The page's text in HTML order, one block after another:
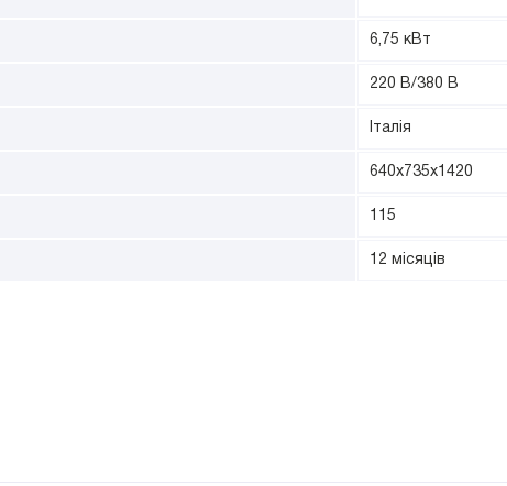
6,75 кВт
220 В/380 В
Італія
640х735х1420
115
12 місяців